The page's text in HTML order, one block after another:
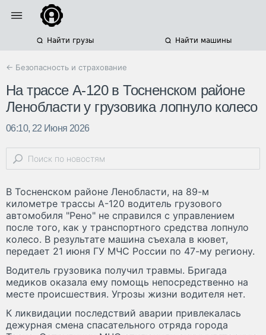
Найти грузы Найти машины
← Безопасность и страхование
На трассе А-120 в Тосненском районе
Ленобласти у грузовика лопнуло колесо
06:10, 22 Июня 2026
В Тосненском районе Ленобласти, на 89-м
километре трассы А-120 водитель грузового
автомобиля "Рено" не справился с управлением
после того, как у транспортного средства лопнуло
колесо. В результате машина съехала в кювет,
передает 21 июня ГУ МЧС России по 47-му региону.
Водитель грузовика получил травмы. Бригада
медиков оказала ему помощь непосредственно на
месте происшествия. Угрозы жизни водителя нет.
К ликвидации последствий аварии привлекалась
дежурная смена спасательного отряда города